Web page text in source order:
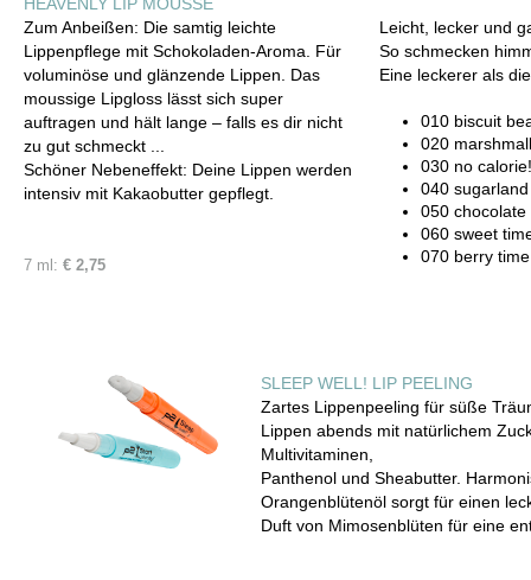
Zum Anbeißen: Die samtig leichte
Lippenpflege mit Schokoladen-Aroma. Für
voluminöse und glänzende Lippen. Das
moussige Lipgloss lässt sich super
auftragen und hält lange – falls es dir nicht
zu gut schmeckt ...
Schöner Nebeneffekt: Deine Lippen werden
intensiv mit Kakaobutter gepflegt.
7 ml: € 2,75
Leicht, lecker und
So schmecken
Eine leckerer als
010 biscuit
020
030 no
040
050 chocolate
060 sweet
070 berry
SLEEP WELL! LIP PEELING
Zartes Lippenpeeling für süße
Lippen abends mit natürlichem
Multivitaminen,
Panthenol und Sheabutter.
Orangenblütenöl sorgt für einen
Duft von Mimosenblüten für eine